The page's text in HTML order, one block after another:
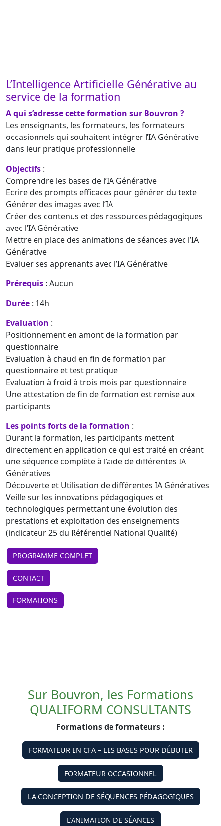
L’Intelligence Artificielle Générative au
service de la formation
A qui s’adresse cette formation sur Bouvron ?
Les enseignants, les formateurs, les formateurs
occasionnels qui souhaitent intégrer l’IA Générative
dans leur pratique professionnelle
Objectifs :
Comprendre les bases de l’IA Générative
Ecrire des prompts efficaces pour générer du texte
Générer des images avec l’IA
Créer des contenus et des ressources pédagogiques
avec l’IA Générative
Mettre en place des animations de séances avec l’IA
Générative
Evaluer ses apprenants avec l’IA Générative
Prérequis : Aucun
Durée : 14h
Evaluation :
Positionnement en amont de la formation par
questionnaire
Evaluation à chaud en fin de formation par
questionnaire et test pratique
Evaluation à froid à trois mois par questionnaire
Une attestation de fin de formation est remise aux
participants
Les points forts de la formation :
Durant la formation, les participants mettent
directement en application ce qui est traité en créant
une séquence complète à l’aide de différentes IA
Génératives
Découverte et Utilisation de différentes IA Génératives
Veille sur les innovations pédagogiques et
technologiques permettant une évolution des
prestations et exploitation des enseignements
(indicateur 25 du Référentiel National Qualité)
PROGRAMME COMPLET
CONTACT
FORMATIONS
Sur Bouvron, les Formations
QUALIFORM CONSULTANTS
Formations de formateurs :
FORMATEUR EN CFA – LES BASES POUR DÉBUTER
FORMATEUR OCCASIONNEL
LA CONCEPTION DE SÉQUENCES PÉDAGOGIQUES
L’ANIMATION DE SÉANCES